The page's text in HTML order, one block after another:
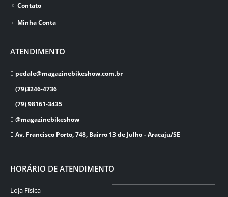
Contato
Minha Conta
ATENDIMENTO
pedale@magazinebikeshow.com.br
(79)3246-4736
(79) 98161-3435
@magazinebikeshow
⁠Av. Francisco Porto, 748, Bairro 13 de Julho - Aracaju/SE
HORÁRIO DE ATENDIMENTO
Loja Física